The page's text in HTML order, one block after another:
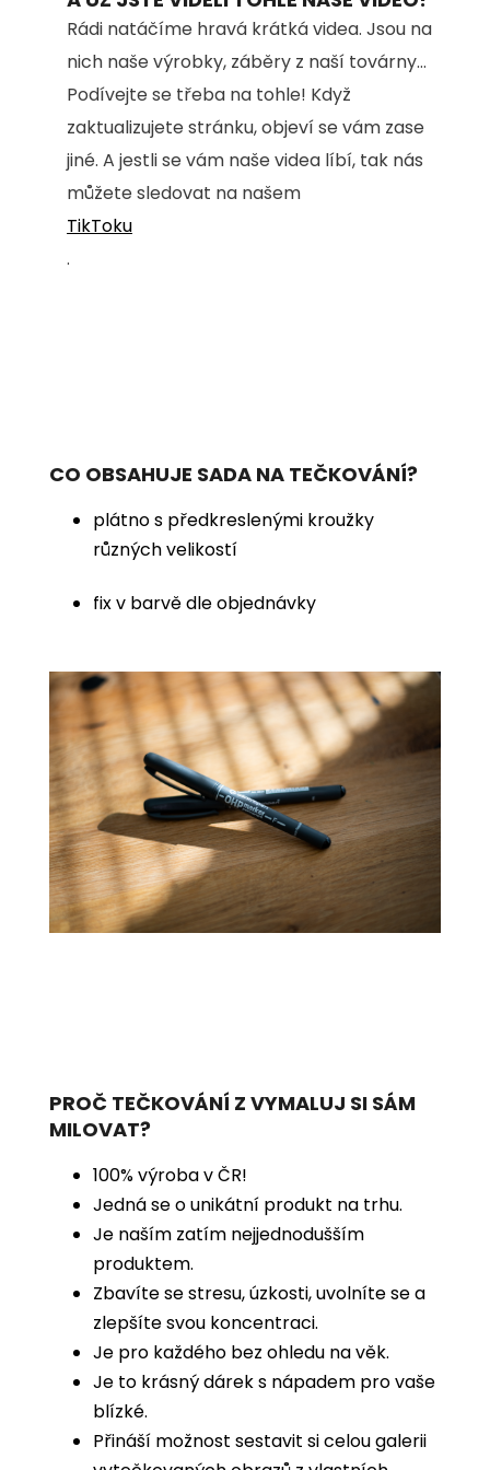
Rádi natáčíme hravá krátká videa. Jsou na
nich naše výrobky, záběry z naší továrny...
Podívejte se třeba na tohle! Když
zaktualizujete stránku, objeví se vám zase
jiné. A jestli se vám naše videa líbí, tak nás
můžete sledovat na našem
TikToku
.
CO OBSAHUJE SADA NA TEČKOVÁNÍ?
plátno s předkreslenými kroužky
různých velikostí
fix v barvě dle objednávky
PROČ TEČKOVÁNÍ Z VYMALUJ SI SÁM
MILOVAT?
100% výroba v ČR!
Jedná se o unikátní produkt na trhu.
Je naším zatím nejjednodušším
produktem.
Zbavíte se stresu, úzkosti, uvolníte se a
zlepšíte svou koncentraci.
Je pro každého bez ohledu na věk.
Je to krásný dárek s nápadem pro vaše
blízké.
Přináší možnost sestavit si celou galerii